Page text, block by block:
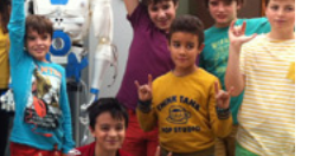
la Paris Games Week
!